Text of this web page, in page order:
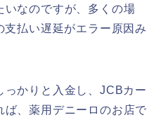
いなのですが、多くの場
払い遅延がエラー原因み
っかりと入金し、JCBカー
ば、薬用デニーロのお店で